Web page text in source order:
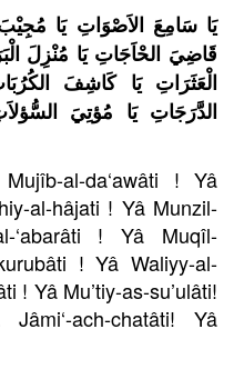
يَا سَامِعَ الاَصْوَاتِ يَا
قَاضِيَ الحْاَجَاتِ يَا مُنْزِلَ
الْعَثَرَاتِ يَا كَاشِفَ
الدَّرَجَاتِ يَا مُؤتِيَ
al-da‘awâti ! Yâ
al-hâjati ! Yâ Munzil-
‘abarâti ! Yâ Muqîl-
! Yâ Waliyy-al-
! Yâ Mu’tiy-as-su’ulâti!
ach-chatâti! Yâ